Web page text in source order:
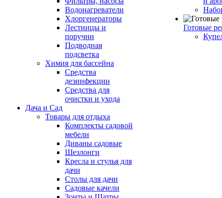
Водонагреватели
Хлоргенераторы
Лестницы и
поручни
Подводная
подсветка
Химия для бассейна
Средства
дезинфекции
Средства для
очистки и ухода
Дача и Сад
Товары для отдыха
Комплекты садовой
мебели
Диваны садовые
Шезлонги
Кресла и стулья для
дачи
Столы для дачи
Садовые качели
Готовые